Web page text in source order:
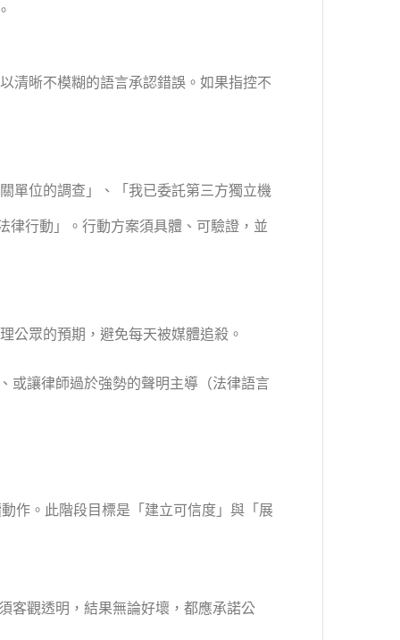
清晰不模糊的語言承認錯誤。如果指控不
單位的調查」、「我已委託第三方獨立機
律行動」。行動方案須具體、可驗證，並
公眾的預期，避免每天被媒體追殺。
或讓律師過於強勢的聲明主導（法律語言
作。此階段目標是「建立可信度」與「展
客觀透明，結果無論好壞，都應承諾公